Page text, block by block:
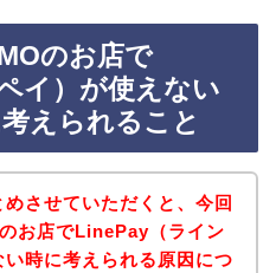
のお店で
イ）が使えない
えられること
させていただくと、今回
お店でLinePay（ライン
時に考えられる原因につ